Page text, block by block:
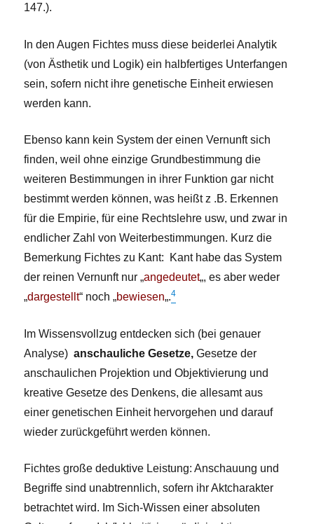
147.).
In den Augen Fichtes muss diese beiderlei Analytik
(von Ästhetik und Logik) ein halbfertiges Unterfangen
sein, sofern nicht ihre genetische Einheit erwiesen
werden kann.
Ebenso kann kein System der einen Vernunft sich
finden, weil ohne einzige Grundbestimmung die
weiteren Bestimmungen in ihrer Funktion gar nicht
bestimmt werden können, was heißt z .B. Erkennen
für die Empirie, für eine Rechtslehre usw, und zwar in
endlicher Zahl von Weiterbestimmungen. Kurz die
Bemerkung Fichtes zu Kant: Kant habe das System
der reinen Vernunft nur „angedeutet„, es aber weder
„dargestellt“ noch „bewiesen„.4
Im Wissensvollzug entdecken sich (bei genauer
Analyse)anschauliche Gesetze,Gesetze der
anschaulichen Projektion und Objektivierung und
kreative Gesetze des Denkens, die allesamt aus
einer genetischen Einheit hervorgehen und darauf
wieder zurückgeführt werden können.
Fichtes große deduktive Leistung: Anschauung und
Begriffe sind unabtrennlich, sofern ihr Aktcharakter
betrachtet wird. Im Sich-Wissen einer absoluten